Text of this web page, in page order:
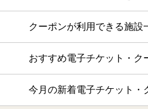
クーポンが利用できる施設
おすすめ電子チケット・ク
今月の新着電子チケット・